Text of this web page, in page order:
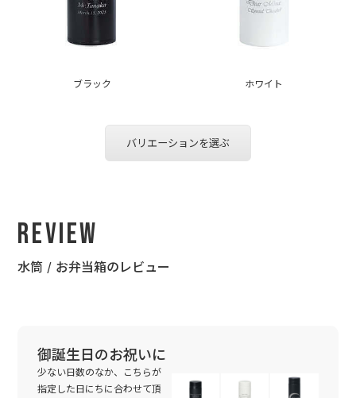
ブラック ホワイト
バリエーションを選ぶ
Review
水筒 / お弁当箱のレビュー
御誕生日のお祝いに
少ない日数のなか、こちらが
指定した日にちに合わせて頂